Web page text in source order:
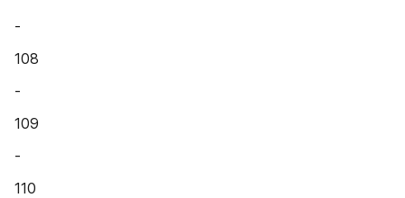
-
108
-
109
-
110